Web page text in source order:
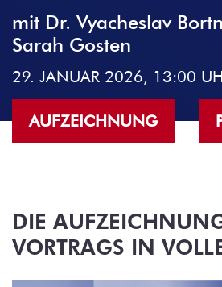
mit Dr. Vyacheslav
Sarah Gosten
29. JANUAR 2026, 13:00
AUFZEICHNUNG
DIE
VORTRAGS IN